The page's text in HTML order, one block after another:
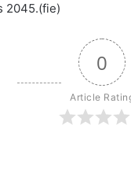
2045.(fie)
0
Article